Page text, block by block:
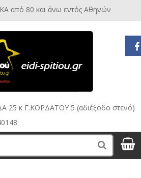
80 και άνω εντός Αθηνών
25 κ Γ.ΚΟΡΔΑΤΟΥ 5 (αδιέξοδο στενό)
Search